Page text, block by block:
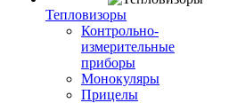
Тепловизоры
Контрольно-
измерительные
приборы
Монокуляры
Прицелы